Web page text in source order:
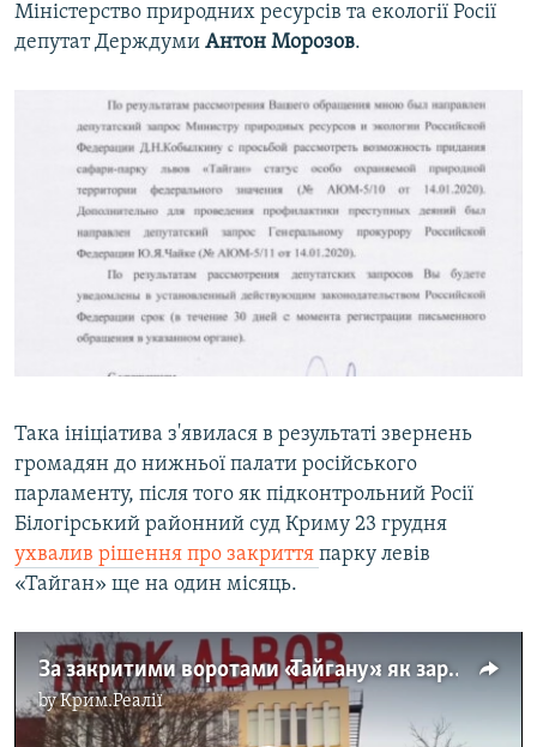
Міністерство природних ресурсів та екології Росії
депутат Держдуми Антон Морозов.
Така ініціатива з'явилася в результаті звернень
громадян до нижньої палати російського
парламенту, після того як підконтрольний Росії
Білогірський районний суд Криму 23 грудня
ухвалив рішення про закриття парку левів
«Тайган» ще на один місяць.
За закритими воротами «Тайгану»: як зараз живе парк левів? (відео)
byКрим.Реалії